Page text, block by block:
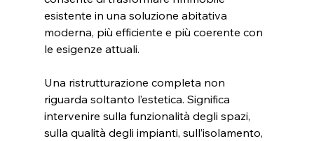
esistente in una soluzione abitativa
moderna, più efficiente e più coerente con
le esigenze attuali.
Una ristrutturazione completa non
riguarda soltanto l’estetica. Significa
intervenire sulla funzionalità degli spazi,
sulla qualità degli impianti, sull’isolamento,